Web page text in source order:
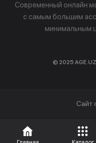
Современный онлайн
с самым большим
минимальным
© 2025
Cайт